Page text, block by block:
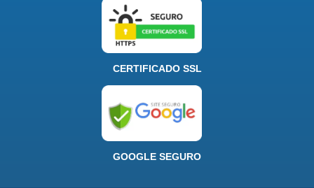
CERTIFICADO SSL
GOOGLE SEGURO